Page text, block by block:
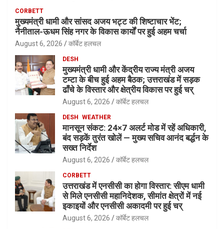
CORBETT
मुख्यमंत्री धामी और सांसद अजय भट्ट की शिष्टाचार भेंट;
नैनीताल-ऊधम सिंह नगर के विकास कार्यों पर हुई अहम चर्चा
August 6, 2026 कॉर्बेट हलचल
DESH
मुख्यमंत्री धामी और केंद्रीय राज्य मंत्री अजय
टम्टा के बीच हुई अहम बैठक; उत्तराखंड में सड़क
ढाँचे के विस्तार और क्षेत्रीय विकास पर हुई चर्
August 6, 2026 कॉर्बेट हलचल
DESH WEATHER
मानसून संकट: 24×7 अलर्ट मोड में रहें अधिकारी,
बंद सड़कें तुरंत खोलें — मुख्य सचिव आनंद बर्द्धन के
सख्त निर्देश
August 6, 2026 कॉर्बेट हलचल
CORBETT
उत्तराखंड में एनसीसी का होगा विस्तार: सीएम धामी
से मिले एनसीसी महानिदेशक, सीमांत क्षेत्रों में नई
इकाइयों और एनसीसी अकादमी पर हुई चर्
August 6, 2026 कॉर्बेट हलचल